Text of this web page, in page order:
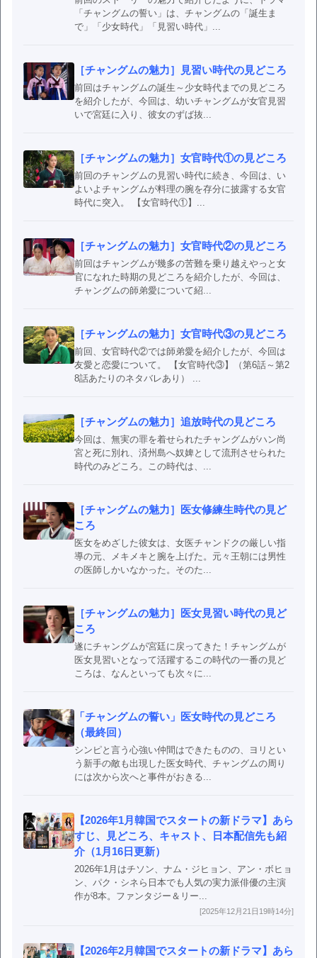
「チャングムの誓い」は、チャングムの「誕生ま
で」「少女時代」「見習い時代」...
［チャングムの魅力］見習い時代の見どころ
前回はチャングムの誕生～少女時代までの見どころ
を紹介したが、今回は、幼いチャングムが女官見習
いで宮廷に入り、彼女のずば抜...
［チャングムの魅力］女官時代①の見どころ
前回のチャングムの見習い時代に続き、今回は、い
よいよチャングムが料理の腕を存分に披露する女官
時代に突入。 【女官時代①】...
［チャングムの魅力］女官時代②の見どころ
前回はチャングムが幾多の苦難を乗り越えやっと女
官になれた時期の見どころを紹介したが、今回は、
チャングムの師弟愛について紹...
［チャングムの魅力］女官時代③の見どころ
前回、女官時代②では師弟愛を紹介したが、今回は
友愛と恋愛について。 【女官時代③】（第6話～第2
8話あたりのネタバレあり） ...
［チャングムの魅力］追放時代の見どころ
今回は、無実の罪を着せられたチャングムがハン尚
宮と死に別れ、済州島へ奴婢として流刑させられた
時代のみどころ。この時代は、...
［チャングムの魅力］医女修練生時代の見ど
ころ
医女をめざした彼女は、女医チャンドクの厳しい指
導の元、メキメキと腕を上げた。元々王朝には男性
の医師しかいなかった。そのた...
［チャングムの魅力］医女見習い時代の見ど
ころ
遂にチャングムが宮廷に戻ってきた！チャングムが
医女見習いとなって活躍するこの時代の一番の見ど
ころは、なんといっても次々に...
「チャングムの誓い」医女時代の見どころ
（最終回）
シンピと言う心強い仲間はできたものの、ヨリとい
う新手の敵も出現した医女時代、チャングムの周り
には次から次へと事件がおきる...
【2026年1月韓国でスタートの新ドラマ】あら
すじ、見どころ、キャスト、日本配信先も紹
介（1月16日更新）
2026年1月はチソン、ナム・ジヒョン、アン・ボヒョ
ン、パク・シネら日本でも人気の実力派俳優の主演
作が8本。ファンタジー＆リー...
[2025年12月21日19時14分]
【2026年2月韓国でスタートの新ドラマ】あら